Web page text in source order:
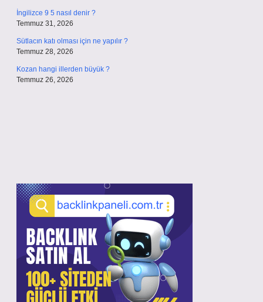
İngilizce 9 5 nasıl denir ?
Temmuz 31, 2026
Sütlacın katı olması için ne yapılır ?
Temmuz 28, 2026
Kozan hangi illerden büyük ?
Temmuz 26, 2026